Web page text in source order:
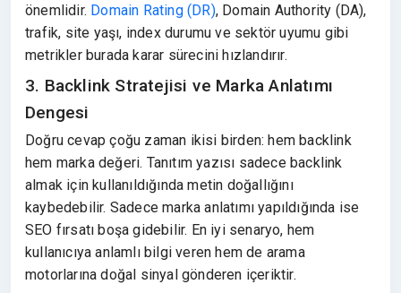
önemlidir. Domain Rating (DR), Domain Authority (DA),
trafik, site yaşı, index durumu ve sektör uyumu gibi
metrikler burada karar sürecini hızlandırır.
3. Backlink Stratejisi ve Marka Anlatımı
Dengesi
Doğru cevap çoğu zaman ikisi birden: hem backlink
hem marka değeri. Tanıtım yazısı sadece backlink
almak için kullanıldığında metin doğallığını
kaybedebilir. Sadece marka anlatımı yapıldığında ise
SEO fırsatı boşa gidebilir. En iyi senaryo, hem
kullanıcıya anlamlı bilgi veren hem de arama
motorlarına doğal sinyal gönderen içeriktir.